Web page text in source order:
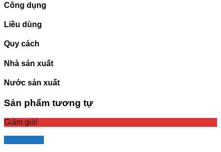
Công dụng
Liều dùng
Quy cách
Nhà sản xuất
Nước sản xuất
Sản phẩm tương tự
Giảm giá!